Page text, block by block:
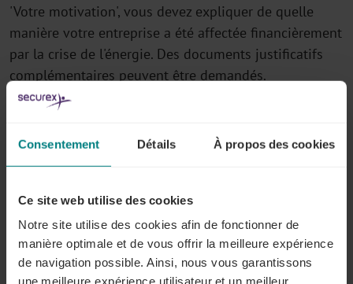
Consentement Détails À propos des cookies
Ce site web utilise des cookies
Notre site utilise des cookies afin de fonctionner de
manière optimale et de vous offrir la meilleure expérience
de navigation possible. Ainsi, nous vous garantissons
une meilleure expérience utilisateur et un meilleur
'Votre motivation', vous devez expliquer de quelle
manière votre entreprise a été affectée financièrement
par la crise de l'énergie. Des documents justificatifs
complémentaires peuvent être demandés.
La loi qui officialise cette mesure est à présent
Instruction intermédiaire publiée sur le site de
l'ONSS le 9 novembre 2022